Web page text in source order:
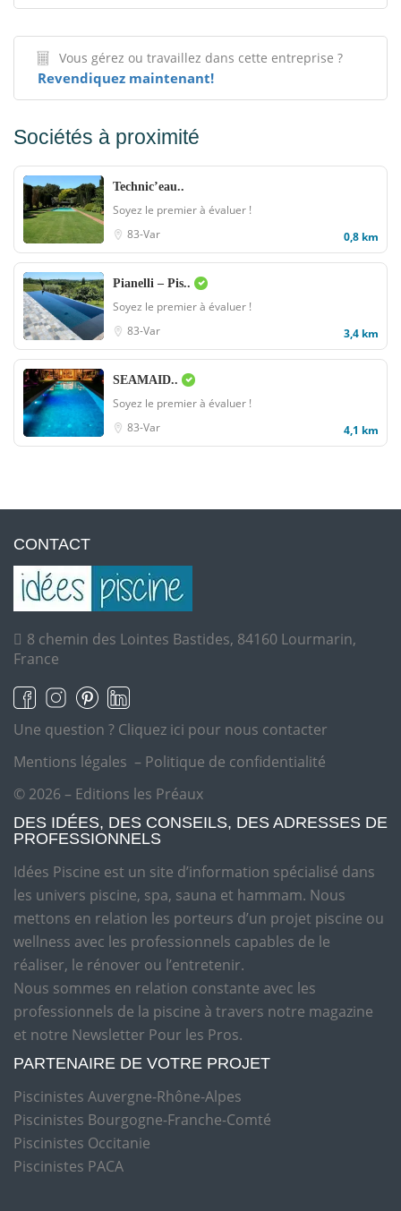
Vous gérez ou travaillez dans cette entreprise ?
Revendiquez maintenant!
Sociétés à proximité
Technic’eau..
Soyez le premier à évaluer !
83-Var
0,8 km
Pianelli – Pis..
Soyez le premier à évaluer !
83-Var
3,4 km
SEAMAID..
Soyez le premier à évaluer !
83-Var
4,1 km
CONTACT
8 chemin des Lointes Bastides, 84160 Lourmarin,
France
Une question ? Cliquez ici pour nous contacter
Mentions légales – Politique de confidentialité
© 2026 – Editions les Préaux
DES IDÉES, DES CONSEILS, DES ADRESSES DE
PROFESSIONNELS
Idées Piscine est un site d’information spécialisé dans
les univers piscine, spa, sauna et hammam. Nous
mettons en relation les porteurs d’un projet piscine ou
wellness avec les professionnels capables de le
réaliser, le rénover ou l’entretenir.
Nous sommes en relation constante avec les
professionnels de la piscine à travers notre magazine
et notre Newsletter Pour les Pros.
PARTENAIRE DE VOTRE PROJET
Piscinistes Auvergne-Rhône-Alpes
Piscinistes Bourgogne-Franche-Comté
Piscinistes Occitanie
Piscinistes PACA